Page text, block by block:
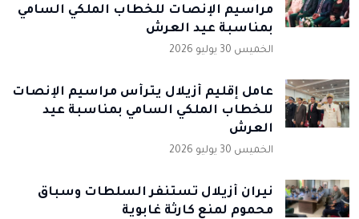
مراسيم الإنصات للخطاب الملكي السامي
بمناسبة عيد العرش
الخميس 30 يوليو 2026
عامل إقليم أزيلال يترأس مراسيم الإنصات
للخطاب الملكي السامي بمناسبة عيد
العرش
الخميس 30 يوليو 2026
نيران أزيلال تستنفر السلطات وسباق
محموم لمنع كارثة غابوية